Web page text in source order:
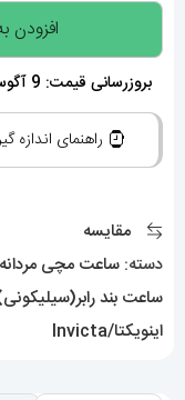
ساعت
اینویکتا
مردانه
هیبرید
طلایی
بند
سبز
افزودن
بروزرسانی قیمت: 9 آگوست 2026
راهنمای اندازه
مقایسه
دسته: ساعت مچی مردانه
ساعت بند
اینویکتا/Invicta